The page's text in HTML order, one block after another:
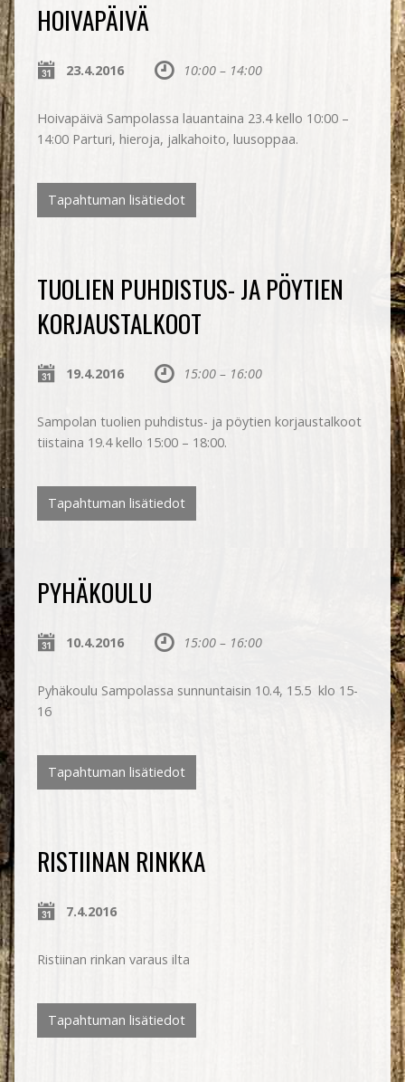
HOIVAPÄIVÄ
23.4.2016 10:00 – 14:00
Hoivapäivä Sampolassa lauantaina 23.4 kello 10:00 –
14:00 Parturi, hieroja, jalkahoito, luusoppaa.
Tapahtuman lisätiedot
TUOLIEN PUHDISTUS- JA PÖYTIEN
KORJAUSTALKOOT
19.4.2016 15:00 – 16:00
Sampolan tuolien puhdistus- ja pöytien korjaustalkoot
tiistaina 19.4 kello 15:00 – 18:00.
Tapahtuman lisätiedot
PYHÄKOULU
10.4.2016 15:00 – 16:00
Pyhäkoulu Sampolassa sunnuntaisin 10.4, 15.5 klo 15-
16
Tapahtuman lisätiedot
RISTIINAN RINKKA
7.4.2016
Ristiinan rinkan varaus ilta
Tapahtuman lisätiedot